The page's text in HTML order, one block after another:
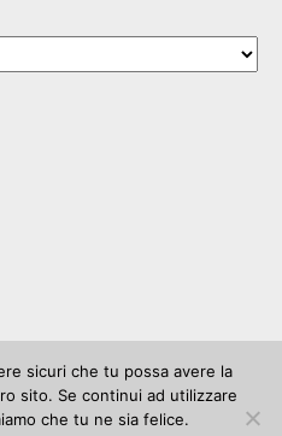
- P.I. 03063680122 Iscrizione n°
sicuri che tu possa avere la
sito. Se continui ad utilizzare
che tu ne sia felice.